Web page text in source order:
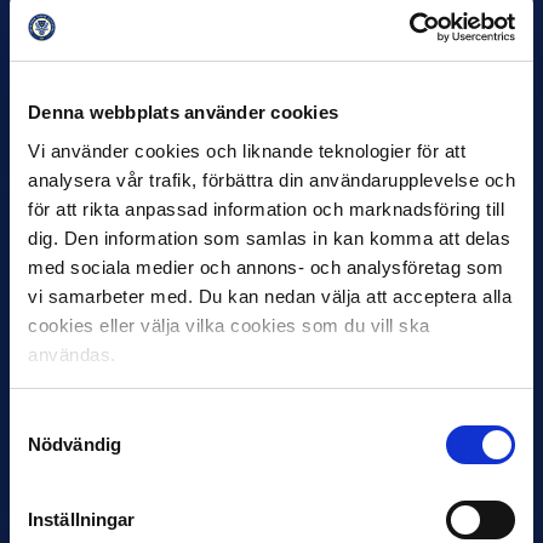
Denna webbplats använder cookies
Vi använder cookies och liknande teknologier för att
analysera vår trafik, förbättra din användarupplevelse och
för att rikta anpassad information och marknadsföring till
dig. Den information som samlas in kan komma att delas
med sociala medier och annons- och analysföretag som
vi samarbeter med. Du kan nedan välja att acceptera alla
cookies eller välja vilka cookies som du vill ska
användas.
Nödvändig
Inställningar
30 JUNI